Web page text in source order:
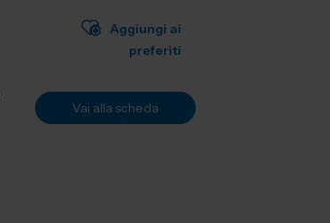
Aggiungi ai
preferiti
Vai alla scheda